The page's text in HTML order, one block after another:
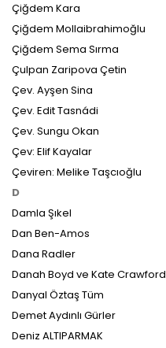
Çiğdem Kara
Çiğdem Mollaibrahimoğlu
Çiğdem Sema Sırma
Çulpan Zaripova Çetin
Çev. Ayşen Sina
Çev. Edit Tasnádi
Çev. Sungu Okan
Çev: Elif Kayalar
Çeviren: Melike Taşcıoğlu
D
Damla Şıkel
Dan Ben-Amos
Dana Radler
Danah Boyd ve Kate Crawford
Danyal Öztaş Tüm
Demet Aydınlı Gürler
Deniz ALTIPARMAK